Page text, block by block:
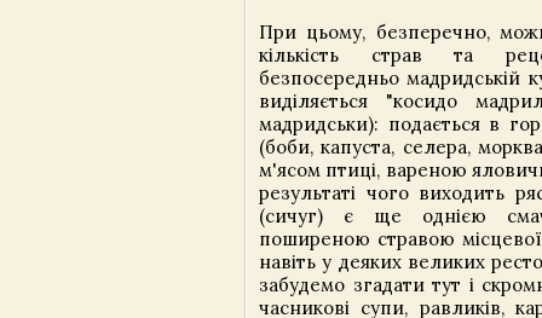
При цьому, безперечно,
кількість страв та
безпосередньо мадридській
виділяється "косидо
мадридськи): подається в
(боби, капуста, селера,
м'ясом птиці, вареною
результаті чого виходить
(сичуг) є ще однією
поширеною стравою місцевої
навіть у деяких великих
забудемо згадати тут і
часникові супи, равликів,